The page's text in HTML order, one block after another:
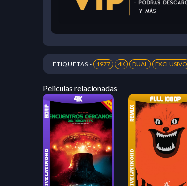
ETIQUETAS - 1977 4K DUAL EXCLUSIVO
Peliculas relacionadas